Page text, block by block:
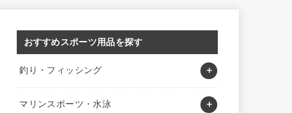
おすすめスポーツ用品を探す
釣り・フィッシング
マリンスポーツ・水泳